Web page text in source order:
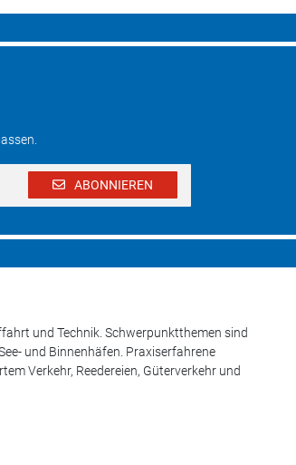
ABONNIEREN
und Technik. Schwerpunktthemen sind
und Binnenhäfen. Praxiserfahrene
Verkehr, Reedereien, Güterverkehr und